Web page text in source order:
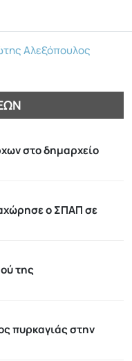
Αλεξόπουλος
στο δημαρχείο
ο ΣΠΑΠ σε
της
πυρκαγιάς στην